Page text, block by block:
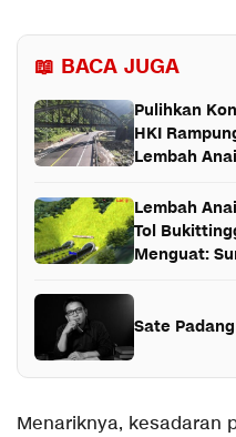
📖 BACA JUGA
Pulihkan
HKI
Lembah
Lembah
Tol
Menguat:
Sate Padang
Menariknya, kesadaran